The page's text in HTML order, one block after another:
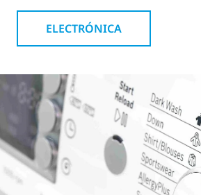
ELECTRÓNICA